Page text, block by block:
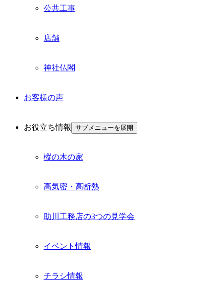
公共工事
店舗
神社仏閣
お客様の声
お役立ち情報 サブメニューを展開
樅の木の家
高気密・高断熱
助川工務店の3つの見学会
イベント情報
チラシ情報